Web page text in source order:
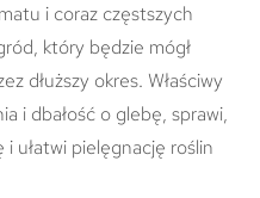
i coraz częstszych
który będzie mógł
dłuższy okres. Właściwy
i dbałość o glebę, sprawi,
ułatwi pielęgnację roślin